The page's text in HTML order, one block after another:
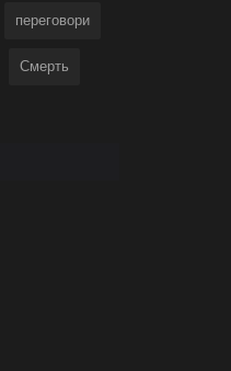
переговори
Смерть